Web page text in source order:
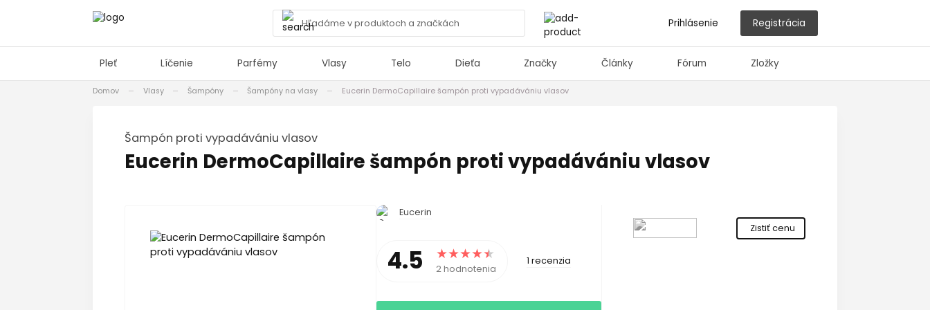
Prihlásenie Registrácia
Pleť Líčenie Parfémy Vlasy Telo Dieťa Značky Články Fórum Zložky
Domov Vlasy Šampóny Šampóny na vlasy Eucerin DermoCapillaire šampón proti vypadávániu vlasov
šampón proti vypadávániu vlasov
Eucerin DermoCapillaire šampón proti vypadávániu vlasov
Eucerin
4.5 2 hodnotenia
1 recenzia
Zistiť cenu